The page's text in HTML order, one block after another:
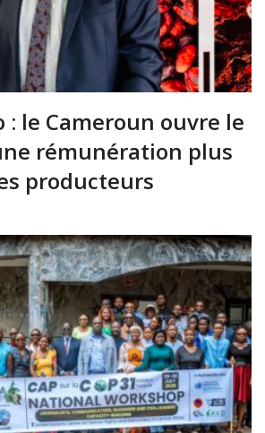
: le Cameroun ouvre le
rémunération plus
producteurs